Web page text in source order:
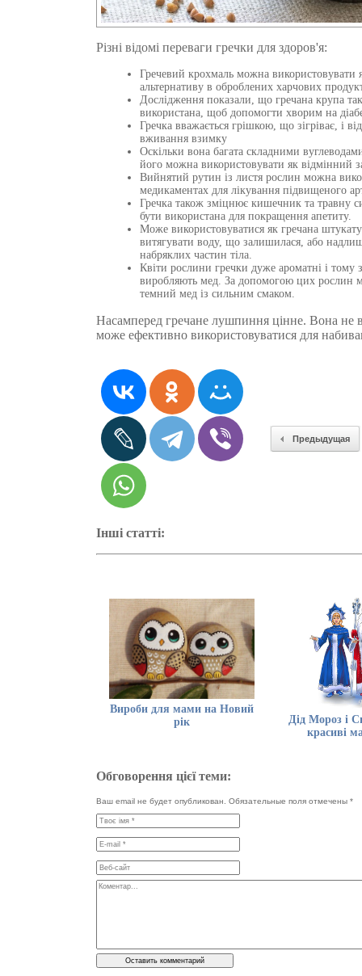
Різні відомі переваги гречки для здоров'я:
Гречевий крохмаль можна використовувати
альтернативу в оброблених харчових
Дослідження показали, що гречана крупа
використана, щоб допомогти хворим на
Гречка вважається грішкою, що зігріває, і
вживання взимку
Оскільки вона багата складними
його можна використовувати як відмінний
Вийнятий рутин із листя рослин можна
медикаментах для лікування підвищеного
Гречка також зміцнює кишечник та травну
бути використана для покращення апетиту.
Може використовуватися як гречана
витягувати воду, що залишилася, або
набряклих частин тіла.
Квіти рослини гречки дуже ароматні і тому
виробляють мед. За допомогою цих рослин
темний мед із сильним смаком.
Насамперед гречане лушпиння цінне. Вона не
може ефективно використовуватися для
Предыдущая
Інші статті:
Вироби для мами на Новий
рік
Дід Мороз і
красиві
Обговорення цієї теми:
Ваш email не будет опубликован. Обязательные поля отмечены*